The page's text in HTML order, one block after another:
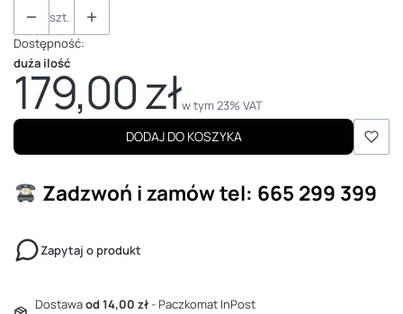
szt.
Dostępność:
duża ilość
Cena
179,00 złw tym 23% VAT
w tym23% VAT
DODAJ DO KOSZYKA
Zadzwoń i zamówtel: 665 299 399
Zapytaj o produkt
Dostawaod 14,00 zł- Paczkomat InPost